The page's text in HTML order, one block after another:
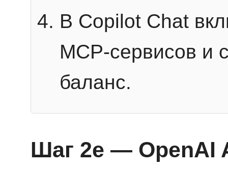
В Copilot Chat
MCP-сервисов и
баланс.
Шаг 2e — OpenAI